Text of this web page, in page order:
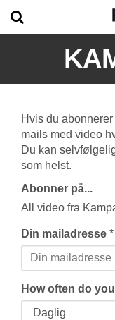
Hvis du
mails med video
Du kan
som helst.
Abonner på...
All video fra
Din mailadresse *
How often do